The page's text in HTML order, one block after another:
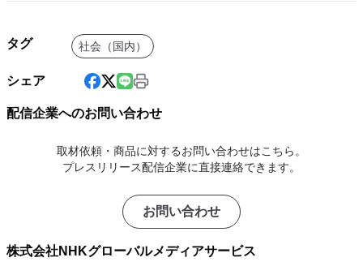
タグ 社会（国内）
シェア
配信企業へのお問い合わせ
取材依頼・商品に対するお問い合わせはこちら。
プレスリリース配信企業に直接連絡できます。
お問い合わせ
株式会社NHKグローバルメディアサービス